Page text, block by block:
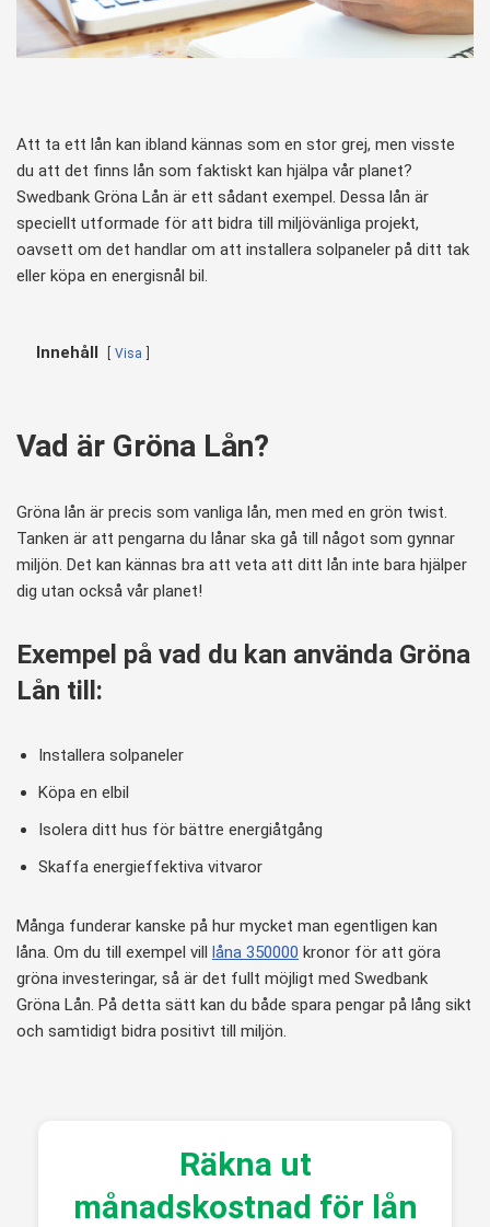
Att ta ett lån kan ibland kännas som en stor grej, men visste
du att det finns lån som faktiskt kan hjälpa vår planet?
Swedbank Gröna Lån är ett sådant exempel. Dessa lån är
speciellt utformade för att bidra till miljövänliga projekt,
oavsett om det handlar om att installera solpaneler på ditt tak
eller köpa en energisnål bil.
Innehåll Visa
Vad är Gröna Lån?
Gröna lån är precis som vanliga lån, men med en grön twist.
Tanken är att pengarna du lånar ska gå till något som gynnar
miljön. Det kan kännas bra att veta att ditt lån inte bara hjälper
dig utan också vår planet!
Exempel på vad du kan använda Gröna
Lån till:
Installera solpaneler
Köpa en elbil
Isolera ditt hus för bättre energiåtgång
Skaffa energieffektiva vitvaror
Många funderar kanske på hur mycket man egentligen kan
låna. Om du till exempel vill låna 350000 kronor för att göra
gröna investeringar, så är det fullt möjligt med Swedbank
Gröna Lån. På detta sätt kan du både spara pengar på lång sikt
och samtidigt bidra positivt till miljön.
Räkna ut
månadskostnad för lån